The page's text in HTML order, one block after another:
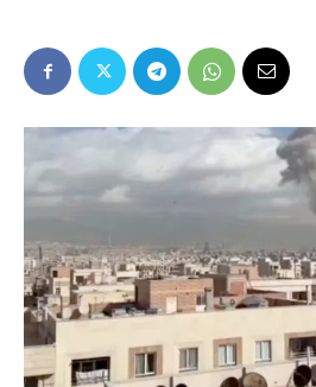
Popular
–
AL